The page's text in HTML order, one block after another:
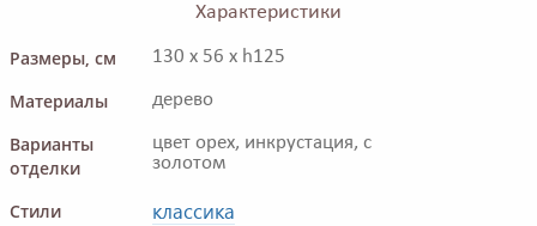
Характеристики
Размеры, см
130 x 56 x h125
Материалы дерево
Варианты
отделки
цвет орех, инкрустация, с
золотом
Стили классика